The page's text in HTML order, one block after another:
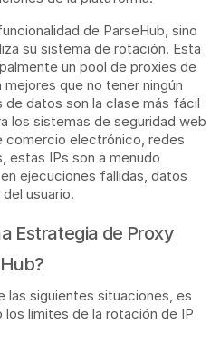
de ParseHub, sino
su sistema de rotación. Esta
un pool de proxies de
que no tener ningún
datos son la clase más fácil
los sistemas de seguridad web
comercio electrónico, redes
estas IPs son a menudo
ejecuciones fallidas, datos
usuario.
Estrategia de Proxy
las siguientes situaciones, es
los límites de la rotación de IP